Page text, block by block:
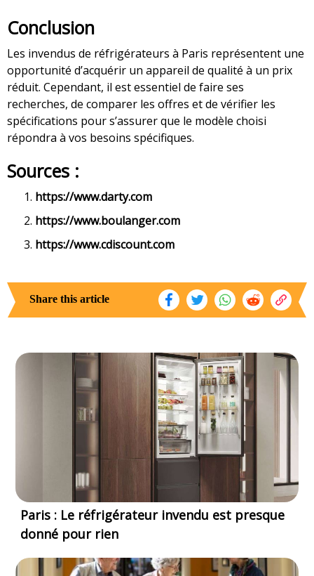
Conclusion
Les invendus de réfrigérateurs à Paris représentent une
opportunité d’acquérir un appareil de qualité à un prix
réduit. Cependant, il est essentiel de faire ses
recherches, de comparer les offres et de vérifier les
spécifications pour s’assurer que le modèle choisi
répondra à vos besoins spécifiques.
Sources :
https://www.darty.com
https://www.boulanger.com
https://www.cdiscount.com
Share this article
Paris : Le réfrigérateur invendu est presque
donné pour rien